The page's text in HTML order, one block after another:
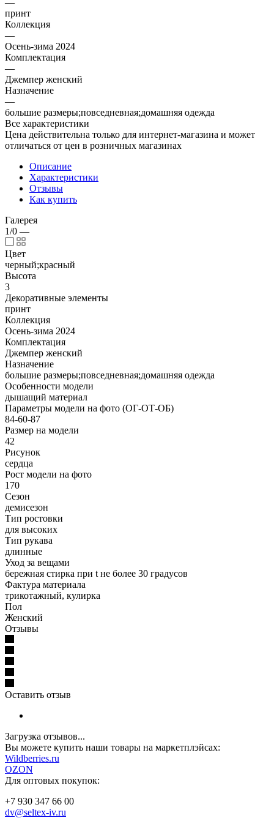
принт
Коллекция
—
Осень-зима 2024
Комплектация
—
Джемпер женский
Назначение
—
большие размеры;повседневная;домашняя одежда
Все характеристики
Цена действительна только для интернет-магазина и может
отличаться от цен в розничных магазинах
Описание
Характеристики
Отзывы
Как купить
Галерея
1/0 —
Цвет
черный;красный
Высота
3
Декоративные элементы
принт
Коллекция
Осень-зима 2024
Комплектация
Джемпер женский
Назначение
большие размеры;повседневная;домашняя одежда
Особенности модели
дышащий материал
Параметры модели на фото (ОГ-ОТ-ОБ)
84-60-87
Размер на модели
42
Рисунок
сердца
Рост модели на фото
170
Сезон
демисезон
Тип ростовки
для высоких
Тип рукава
длинные
Уход за вещами
бережная стирка при t не более 30 градусов
Фактура материала
трикотажный, кулирка
Пол
Женский
Отзывы
Оставить отзыв
Загрузка отзывов...
Вы можете купить наши товары на маркетплэйсах:
Wildberries.ru
OZON
Для оптовых покупок:
+7 930 347 66 00
dv@seltex-iv.ru